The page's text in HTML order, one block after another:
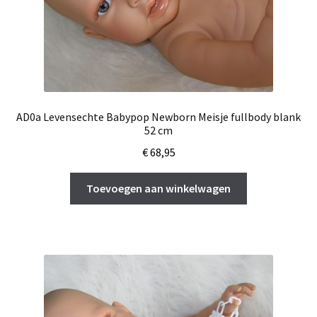
AD0a Levensechte Babypop Newborn Meisje fullbody blank
52 cm
€68,95
Toevoegen aan winkelwagen